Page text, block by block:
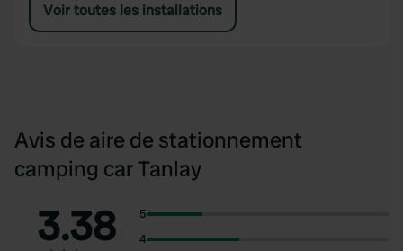
Voir toutes les installations
Avis de aire de stationnement
camping car Tanlay
3.38
5
4